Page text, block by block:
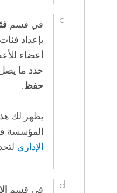
في قسم
بإعداد
أعضاء
حدد ما يصل إلى 20 فئة
حفظ.
يظهر لك
المؤسسة
الإداري
في قسم